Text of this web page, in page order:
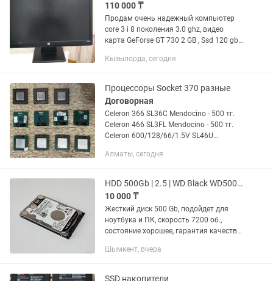
110 000 ₸
Продам очень надежный компьютер
core 3 i 8 поколения 3.0 ghz, видео
карта GeForse GT 730 2 GB , Ssd 120 gb
20 диоганали .Вообщем все готово для
Кызылорда, сегодня
Процессоры Socket 370 разные
Договорная
Celeron 366 SL36C Mendocino - 500 тг.
Celeron 466 SL3FL Mendocino - 500 тг.
Celeron 600/128/66/1.5V SL46U
700/128/66/1.7V SL4P8 Coppermine -
Алматы, сегодня
HDD 500Gb | 2.5 | WD Black WD5000LPLX | 7200 | жесткий диск
10 000 ₸
Жесткий диск 500 Gb, подойдет для
ноутбука и ПК, скорость 7200 об.,
состояние хорошее, гарантия качества,
необходимости замена или возврат.
Шымкент, вчера
SSD накопители